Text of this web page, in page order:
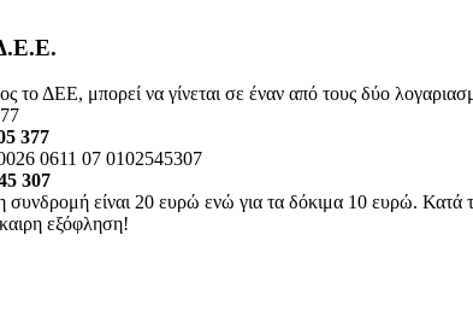
το ΔΕΕ, μπορεί να γίνεται σε έναν από τους δύο
377
0611 07 0102545307
307
η συνδρομή είναι 20 ευρώ ενώ για τα δόκιμα 10 ευρώ.
εξόφληση!